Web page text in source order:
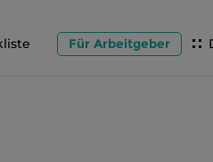
Für Arbeitgeber